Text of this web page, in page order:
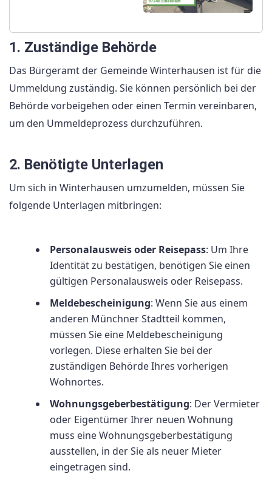
1. Zuständige Behörde
Das Bürgeramt der Gemeinde Winterhausen ist für die
Ummeldung zuständig. Sie können persönlich bei der
Behörde vorbeigehen oder einen Termin vereinbaren,
um den Ummeldeprozess durchzuführen.
2. Benötigte Unterlagen
Um sich in Winterhausen umzumelden, müssen Sie
folgende Unterlagen mitbringen:
Personalausweis oder Reisepass: Um Ihre
Identität zu bestätigen, benötigen Sie einen
gültigen Personalausweis oder Reisepass.
Meldebescheinigung: Wenn Sie aus einem
anderen Münchner Stadtteil kommen,
müssen Sie eine Meldebescheinigung
vorlegen. Diese erhalten Sie bei der
zuständigen Behörde Ihres vorherigen
Wohnortes.
Wohnungsgeberbestätigung: Der Vermieter
oder Eigentümer Ihrer neuen Wohnung
muss eine Wohnungsgeberbestätigung
ausstellen, in der Sie als neuer Mieter
eingetragen sind.